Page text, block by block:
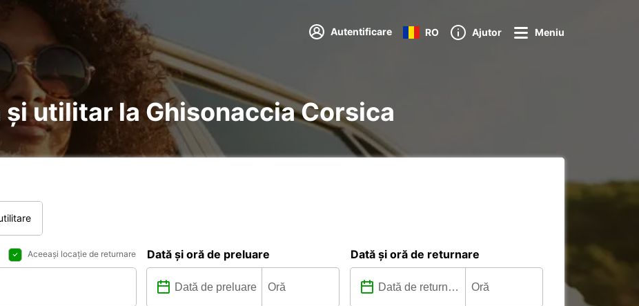
Autentificare RO Ajutor Meniu
utilitar la Ghisonaccia Corsica
Aceeași locație de returnare Dată și oră de preluare Dată și oră de returnare